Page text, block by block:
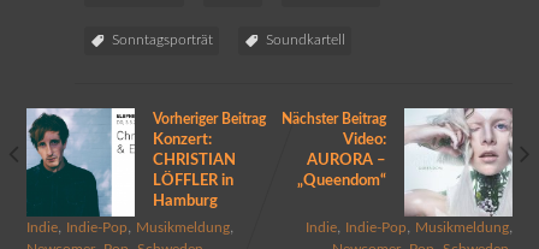
Sonntagsporträt Soundkartell
Vorheriger Beitrag
Konzert:
CHRISTIAN
LÖFFLER in
Hamburg
Indie, Indie-Pop Musikmeldung,
Nächster Beitrag
Video:
AURORA –
„Queendom“
Indie Indie-Pop Musikmeldung